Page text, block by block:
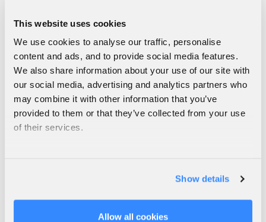
This website uses cookies
We use cookies to analyse our traffic, personalise
content and ads, and to provide social media features.
We also share information about your use of our site with
our social media, advertising and analytics partners who
may combine it with other information that you’ve
provided to them or that they’ve collected from your use
of their services.
Show details
Allow all cookies
Tjänster
Se hur Spacents planer fungerar för företag, från
månadsvis tillgång till skrivbord till kontorshubbar